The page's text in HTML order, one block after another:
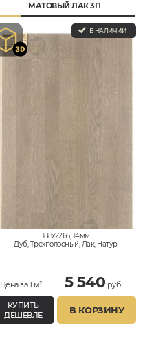
МАТОВЫЙ ЛАК 3П
В НАЛИЧИИ
188x2266, 14мм
Дуб, Трехполосный, Лак, Натур
Цена за 1 м² 5 540 руб.
КУПИТЬ
ДЕШЕВЛЕ
В КОРЗИНУ